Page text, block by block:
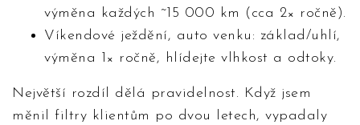
výměna každých ~15 000 km (cca 2× ročně).
Víkendové ježdění, auto venku: základ/uhlí,
výměna 1× ročně, hlídejte vlhkost a odtoky.
Největší rozdíl dělá pravidelnost. Když jsem
měnil filtry klientům po dvou letech, vypadaly